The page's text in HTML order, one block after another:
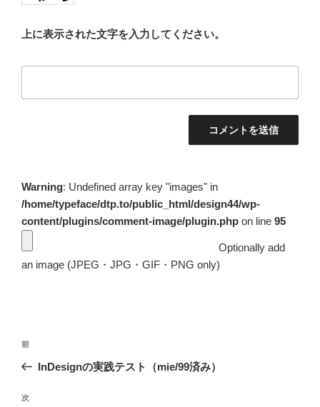
上に表示された文字を入力してください。
Warning: Undefined array key "images" in
/home/typeface/dtp.to/public_html/design44/wp-
content/plugins/comment-image/plugin.php on line 95
Optionally add
an image (JPEG・JPG・GIF・PNG only)
投
ビ
前
の
稿
前
InDesignの実践テスト（mie/99済み）
次
次